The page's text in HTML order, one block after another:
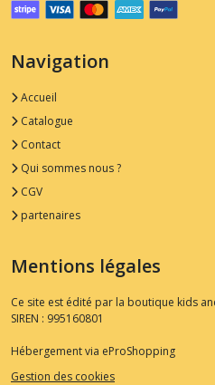
Navigation
Accueil
Catalogue
Contact
Qui sommes nous ?
CGV
partenaires
Mentions légales
Ce site est édité par la boutique kids
SIREN : 995160801
Hébergement via eProShopping
Gestion des cookies